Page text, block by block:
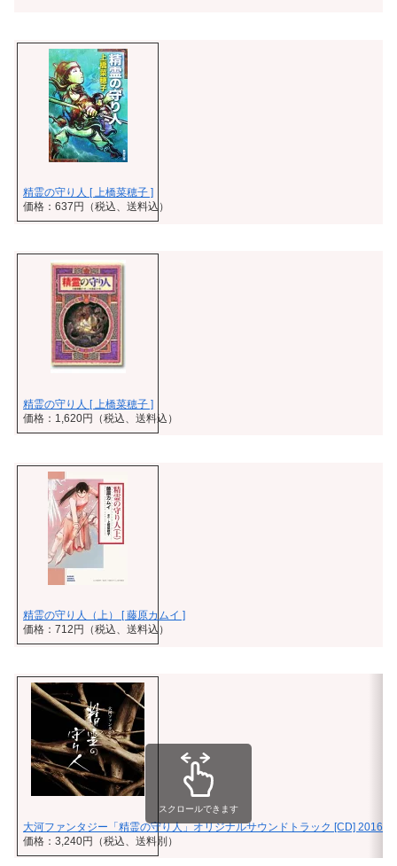
精霊の守り人 [ 上橋菜穂子 ]
価格：637円（税込、送料込）
精霊の守り人 [ 上橋菜穂子 ]
価格：1,620円（税込、送料込）
精霊の守り人（上） [ 藤原カムイ ]
価格：712円（税込、送料込）
大河ファンタジー「精霊の守り人」オリジナルサウンドトラック [CD] 2016/
価格：3,240円（税込、送料別）
スクロールできます